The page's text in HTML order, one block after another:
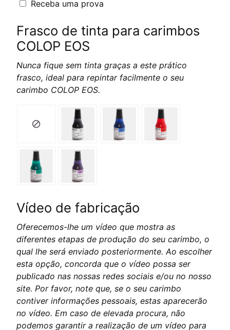
Receba uma prova
Frasco de tinta para carimbos
COLOP EOS
Nunca fique sem tinta graças a este prático
frasco, ideal para repintar facilmente o seu
carimbo COLOP EOS.
Vídeo de fabricação
Oferecemos-lhe um vídeo que mostra as
diferentes etapas de produção do seu carimbo, o
qual lhe será enviado posteriormente. Ao escolher
esta opção, concorda que o vídeo possa ser
publicado nas nossas redes sociais e/ou no nosso
site. Por favor, note que, se o seu carimbo
contiver informações pessoais, estas aparecerão
no vídeo. Em caso de elevada procura, não
podemos garantir a realização de um vídeo para